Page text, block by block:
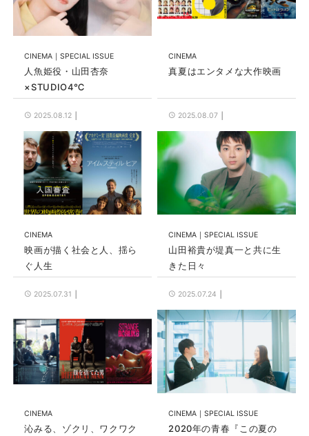
CINEMA SPECIAL ISSUE
人魚姫役・山田杏奈
×STUDIO4℃
2025.08.12
CINEMA
真夏はエンタメな大作映画
2025.08.07
CINEMA
映画が描く社会と人、揺ら
ぐ人生
2025.07.31
CINEMA SPECIAL ISSUE
山田裕貴が堤真一と共に生
きた日々
2025.07.24
CINEMA
沁みる、ゾクリ、ワクワク
CINEMA SPECIAL ISSUE
2020年の青春『この夏の